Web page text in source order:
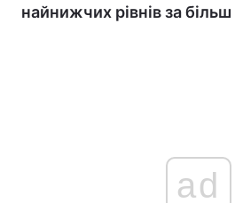
найнижчих рівнів за більш
ad